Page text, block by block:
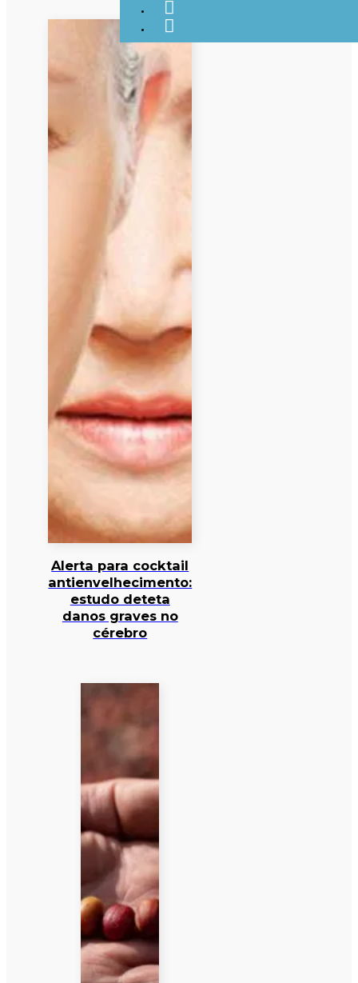
Alerta para cocktail
antienvelhecimento:
estudo deteta
danos graves no
cérebro